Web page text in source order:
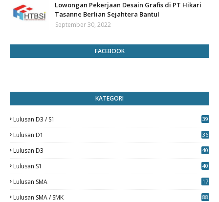
Lowongan Pekerjaan Desain Grafis di PT Hikari
Tasanne Berlian Sejahtera Bantul
September 30, 2022
FACEBOOK
KATEGORI
Lulusan D3 / S1
39
Lulusan D1 36
Lulusan D3
40
Lulusan S1
40
Lulusan SMA 17
Lulusan SMA / SMK
88